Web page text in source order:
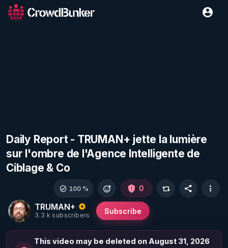
Daily Report - TRUMAN+ jette la lumière
sur l'ombre de l'Agence Intelligente de
Ciblage & Co
TRUMAN+
3.3 k subscribers
Subscribe
100 % 0
This video may be deleted on August 31, 2026